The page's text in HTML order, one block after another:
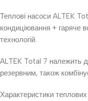
Теплові насоси ALTEK
кондиціювання + гаряче
технологій.
ALTEK Total 7 належить
резервним, також
Характеристики